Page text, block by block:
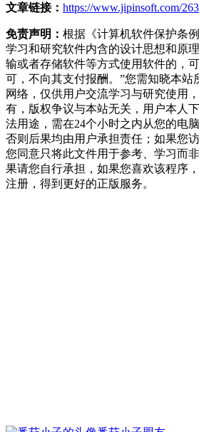
文章链接： https://www.jipinsoft.com/
免责声明： 根据《计算机软件保护条
学习和研究软件内含的设计思想和原
输或者存储软件等方式使用软件的，
可，不向其支付报酬。”您需知晓本站
网络，仅供用户交流学习与研究使用
有，版权争议与本站无关，用户本人
法用途，需在24个小时之内从您的电
否则后果均由用户承担责任；如果您
您同意只将此文件用于参考、学习而
果请您自行承担，如果您喜欢该程序
注册，得到更好的正版服务。